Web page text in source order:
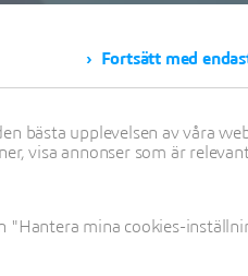
Fortsätt med
bästa upplevelsen av våra
visa annonser som är
"Hantera mina cookies-